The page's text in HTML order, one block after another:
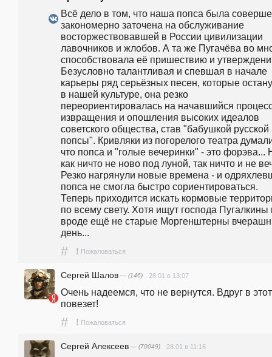
Всё дело в том, что наша попса была
закономерно заточена на обслуживание
восторжествовавшей в России цивилизации
лавочников и жлобов. А та же Пугачёва во
способствовала её пришествию и
Безусловно талантливая и спевшая в начале
карьеры ряд серьёзных песен, которые
в нашей культуре, она резко
переориентировалась на начавшийся
извращения и опошления высоких идеалов
советского общества, став "бабушкой русской
попсы". Кривляки из погорелого театра
что попса и "голые вечеринки" - это форэва...
как ничто не ново под луной, так ничто и не
Резко нагрянули новые времена - и
попса не смогла быстро сориентироваться.
Теперь приходится искать кормовые
по всему свету. Хотя ищут господа Пугалкины
вроде ещё не старые Моргенштерны
день...
# ! Пожаловаться
Сергей Шалов — (146) 28.01 в 13:07
Очень надеемся, что не вернутся. Вдруг в
повезет!
# ! Пожаловаться
Сергей Алексеев — (70049) 28.01 в 11:16